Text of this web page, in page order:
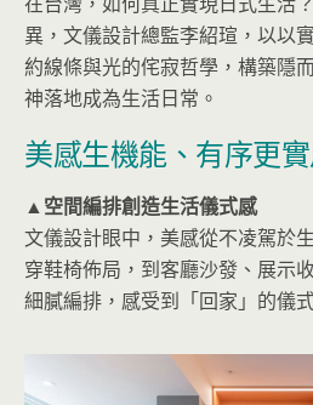
異，文儀設計總監李紹瑄，以以
約線條與光的侘寂哲學，構築隱
神落地成為生活日常。
美感生機能、有序更
▲空間編排創造生活儀式感
文儀設計眼中，美感從不凌駕於
穿鞋椅佈局，到客廳沙發、展示
細膩編排，感受到「回家」的儀